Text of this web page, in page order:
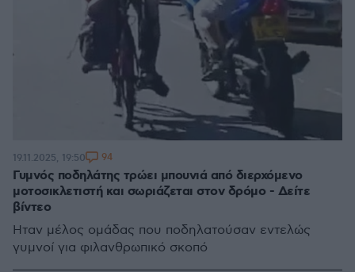
Γυμνός ποδηλάτης τρώει μπουνιά από διερχόμενο
μοτοσικλετιστή και σωριάζεται στον δρόμο - Δείτε
βίντεο
Ήταν μέλος ομάδας που ποδηλατούσαν εντελώς
γυμνοί για φιλανθρωπικό σκοπό
19.11.2025, 19:50 94